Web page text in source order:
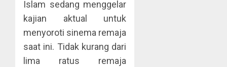
Islam sedang menggelar
kajian aktual untuk
menyoroti sinema remaja
saat ini. Tidak kurang dari
lima ratus remaja